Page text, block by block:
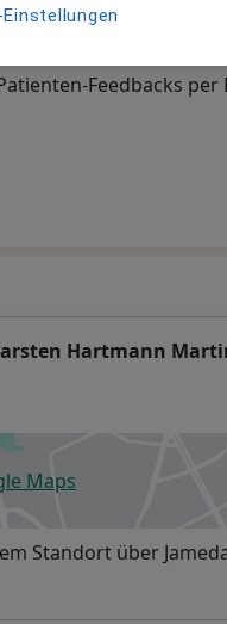
Ihre Sprechzeiten und
Sie sich außerdem
Feedbacks per
Hartmann
Maps
öffnet in einer neuen
Standort über